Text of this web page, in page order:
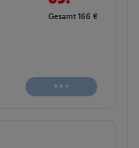
Gesamt 166 €